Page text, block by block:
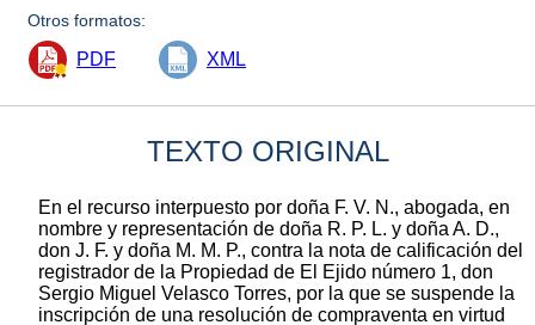
Otros formatos:
PDF XML
TEXTO ORIGINAL
En el recurso interpuesto por doña F. V. N., abogada, en
nombre y representación de doña R. P. L. y doña A. D.,
don J. F. y doña M. M. P., contra la nota de calificación del
registrador de la Propiedad de El Ejido número 1, don
Sergio Miguel Velasco Torres, por la que se suspende la
inscripción de una resolución de compraventa en virtud